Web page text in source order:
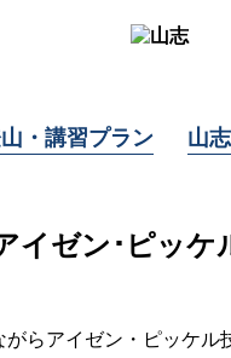
・講習プラン 山
イゼン･ピッ
らアイゼン・ピッケ